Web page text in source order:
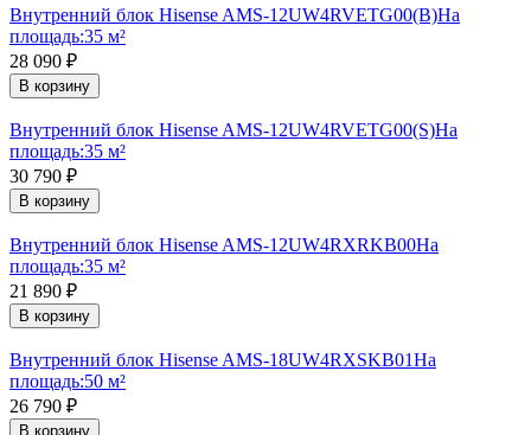
Внутренний блок Hisense AMS-12UW4RVETG00(B)На
площадь:35 м²
28 090 ₽
В корзину
Внутренний блок Hisense AMS-12UW4RVETG00(S)На
площадь:35 м²
30 790 ₽
В корзину
Внутренний блок Hisense AMS-12UW4RXRKB00На
площадь:35 м²
21 890 ₽
В корзину
Внутренний блок Hisense AMS-18UW4RXSKB01На
площадь:50 м²
26 790 ₽
В корзину